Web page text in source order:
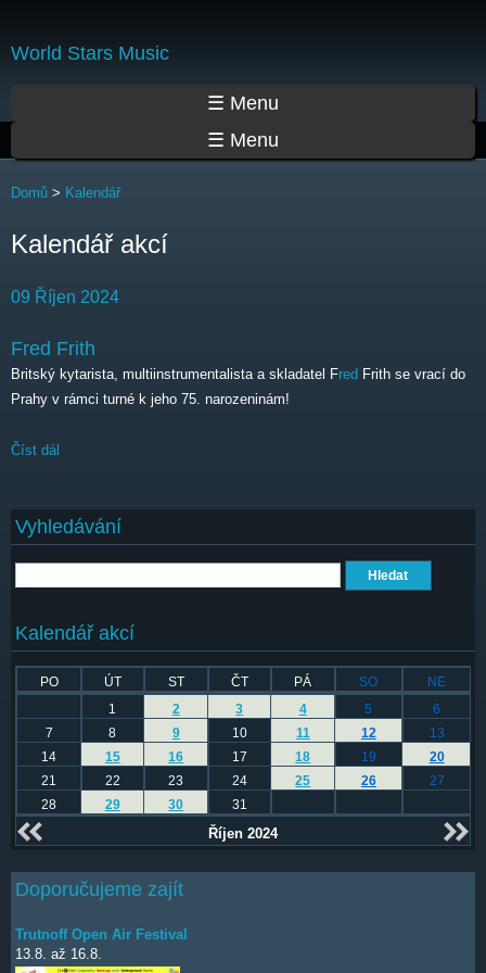
World Stars Music
☰ Menu
☰ Menu
Jste zde
Domů > Kalendář
Kalendář akcí
09 Říjen 2024
Fred Frith
Britský kytarista, multiinstrumentalista a skladatel Fred Frith se vrací do
Prahy v rámci turné k jeho 75. narozeninám!
Číst dál
Vyhledávání
Kalendář akcí
PO ÚT ST ČT PÁ SO
NE
1
2 3 4 5
6
7
8 9 10 11 12
13
14
15 16 17 18 19
20
21
22 23 24 25 26
27
28
29 30 31
Říjen 2024
Doporučujeme zajít
Trutnoff Open Air Festival
13.8. až 16.8.